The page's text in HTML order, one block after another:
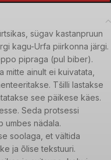
sügav kastanpruun
kagu-Urfa piirkonna järgi.
pipraga (pul biber).
ainult ei kuivatata,
Tšilli lastakse
see päikese käes.
Seda protsessi
umbes nädala.
soolaga, et vältida
ja õlise tekstuuri.